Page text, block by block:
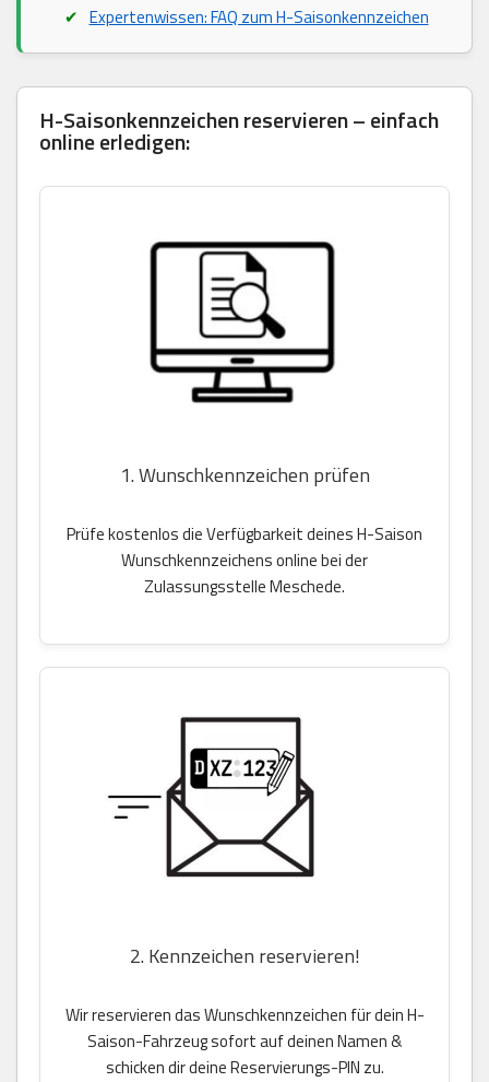
Expertenwissen: FAQ zum H-Saisonkennzeichen
H-Saisonkennzeichen reservieren – einfach
online erledigen:
1. Wunschkennzeichen prüfen
Prüfe kostenlos die Verfügbarkeit deines H-Saison
Wunschkennzeichens online bei der
Zulassungsstelle Meschede.
2. Kennzeichen reservieren!
Wir reservieren das Wunschkennzeichen für dein H-
Saison-Fahrzeug sofort auf deinen Namen &
schicken dir deine Reservierungs-PIN zu.